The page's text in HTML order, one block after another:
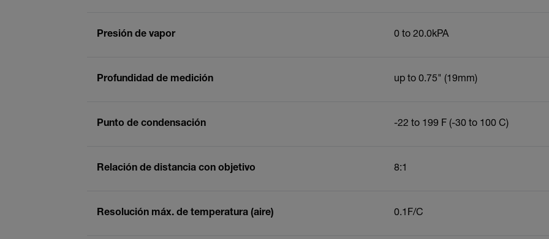
Presión de vapor 0 to 20.0kPA
Profundidad de medición up to 0.75" (19mm)
Punto de condensación -22 to 199 F (-30 to 100 C)
Relación de distancia con objetivo 8:1
Resolución máx. de temperatura (aire) 0.1 F/C